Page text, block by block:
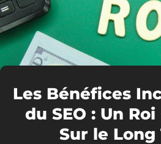
Les Bénéfices
du SEO : Un
Sur le Long